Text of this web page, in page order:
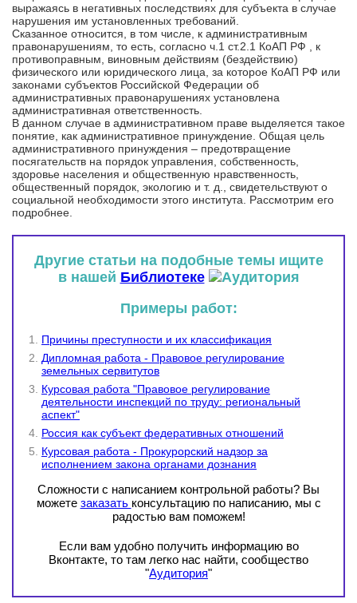
выражаясь в негативных последствиях для субъекта в случае
нарушения им установленных требований.
Сказанное относится, в том числе, к административным
правонарушениям, то есть, согласно ч.1 ст.2.1 КоАП РФ , к
противоправным, виновным действиям (бездействию)
физического или юридического лица, за которое КоАП РФ или
законами субъектов Российской Федерации об
административных правонарушениях установлена
административная ответственность.
В данном случае в административном праве выделяется такое
понятие, как административное принуждение. Общая цель
административного принуждения – предотвращение
посягательств на порядок управления, собственность,
здоровье населения и общественную нравственность,
общественный порядок, экологию и т. д., свидетельствуют о
социальной необходимости этого института. Рассмотрим его
подробнее.
Другие статьи на подобные темы ищите
в нашей Библиотеке
Примеры работ:
Причины преступности и их классификация
Дипломная работа - Правовое регулирование
земельных сервитутов
Курсовая работа "Правовое регулирование
деятельности инспекций по труду: региональный
аспект"
Россия как субъект федеративных отношений
Курсовая работа - Прокурорский надзор за
исполнением закона органами дознания
Сложности с написанием контрольной работы? Вы
можете заказать консультацию по написанию, мы с
радостью вам поможем!
Если вам удобно получить информацию во
Вконтакте, то там легко нас найти, сообщество
"Аудитория"